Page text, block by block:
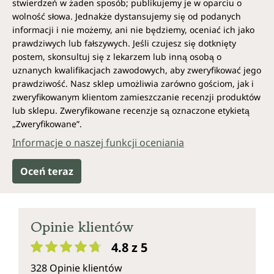
prawidłowego funkcjonowania układu
odpornościowego
prawidłowego metabolizmu kwasowo-
zasadowego
ochrony komórek przed stresem
oksydacyjnym
utrzymania prawidłowego poziomu
testosteronu we krwi
prawidłowej płodności i prawidłowej
reprodukcji
utrzymania prawidłowego stanu kości,
włosów, skóry i paznokci
utrzymania prawidłowego widzenia
prawidłowego metabolizmu witaminy A
prawidłowych funkcji poznawczych
prawidłowej syntezy białek i syntezy DNA
uczestniczenia w podziale komórek
stwierdzeń w żaden sposób; publikujemy je w oparciu o
wolność słowa. Jednakże dystansujemy się od podanych
informacji i nie możemy, ani nie będziemy, oceniać ich jako
prawdziwych lub fałszywych. Jeśli czujesz się dotknięty
postem, skonsultuj się z lekarzem lub inną osobą o
uznanych kwalifikacjach zawodowych, aby zweryfikować jego
prawdziwość. Nasz sklep umożliwia zarówno gościom, jak i
zweryfikowanym klientom zamieszczanie recenzji produktów
lub sklepu. Zweryfikowane recenzje są oznaczone etykietą
„Zweryfikowane”.
Informacje o naszej funkcji oceniania
Oceń teraz
Opinie klientów
4.8 z 5
328 Opinie klientów